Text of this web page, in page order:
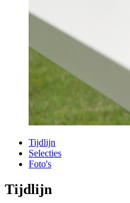
Tijdlijn
Selecties
Foto's
Tijdlijn